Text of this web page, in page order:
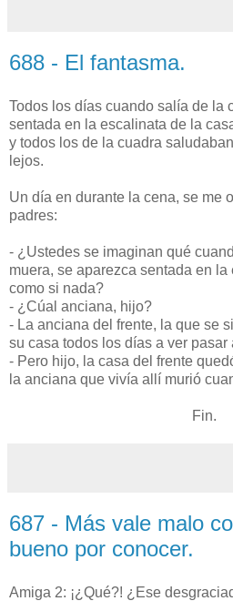
688 - El fantasma.
Todos los días cuando salía de la
sentada en la escalinata de la
y todos los de la cuadra
lejos.
Un día en durante la cena, se me
padres:
- ¿Ustedes se imaginan qué
muera, se aparezca sentada en
como si nada?
- ¿Cúal anciana, hijo?
- La anciana del frente, la que se
su casa todos los días a ver pasar
- Pero hijo, la casa del frente
la anciana que vivía allí murió
Fin.
687 - Más vale malo
bueno por conocer.
Amiga 2: ¡¿Qué?! ¿Ese